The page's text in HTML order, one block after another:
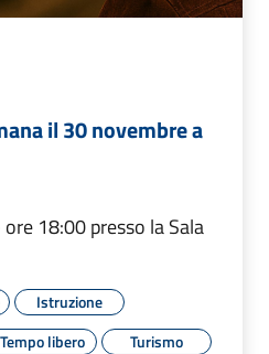
il 30 novembre a
18:00 presso la Sala
Istruzione
Tempo libero Turismo